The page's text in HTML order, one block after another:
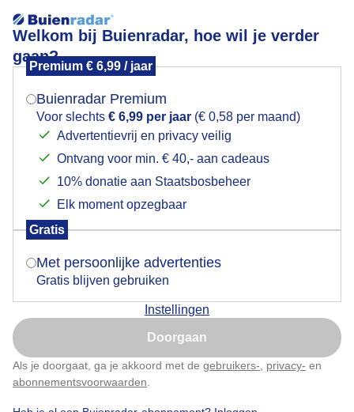
Welkom bij Buienradar, hoe wil je verder
gaan?
Premium € 6,99 / jaar
Buienradar Premium
Voor slechts € 6,99 per jaar (€ 0,58 per maand)
Advertentievrij en privacy veilig
Ontvang voor min. € 40,- aan cadeaus
10% donatie aan Staatsbosbeheer
Elk moment opzegbaar
Gratis
Met persoonlijke advertenties
Gratis blijven gebruiken
Instellingen
Doorgaan
Als je doorgaat, ga je akkoord met de gebruikers- privacy- en
abonnementsvoorwaarden
Paddestoelen
Paddestoelen
Mogen we je locatie gebruiken voor het
Indien je hier nog geen akkoord op hebt gegeven,
verschijnt er zo een pop-up uit je browser waarin
Is goed, toon de popup
Nu niet, misschien later
Klik hierom dit aan te passen